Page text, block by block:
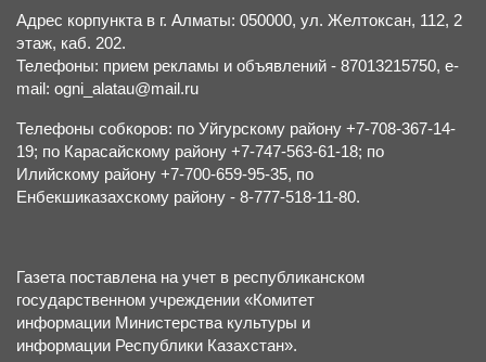
Адрес корпункта в г. Алматы: 050000, ул. Желтоксан, 112, 2
этаж, каб. 202.
Телефоны: прием рекламы и объявлений - 87013215750, e-
mail: ogni_alatau@mail.ru
Телефоны собкоров: по Уйгурскому району +7-708-367-14-
19; по Карасайскому району +7-747-563-61-18; по
Илийскому району +7-700-659-95-35, по
Енбекшиказахскому району - 8-777-518-11-80.
Газета поставлена на учет в республиканском
государственном учреждении «Комитет
информации Министерства культуры и
информации Республики Казахстан».